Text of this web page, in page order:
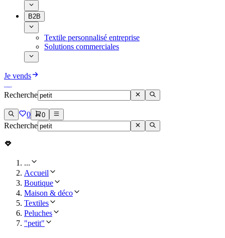
B2B
Textile personnalisé entreprise
Solutions commerciales
Je vends
Recherche
0 0
Recherche
...
Accueil
Boutique
Maison & déco
Textiles
Peluches
"petit"